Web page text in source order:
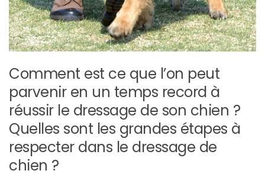
Comment est ce que l’on peut
parvenir en un temps record à
réussir le dressage de son chien ?
Quelles sont les grandes étapes à
respecter dans le dressage de
chien ?